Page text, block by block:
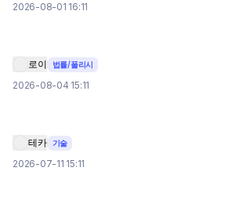
2026-08-01 16:11
로이 법률/폴리시
2026-08-04 15:11
테카 기술
2026-07-11 15:11